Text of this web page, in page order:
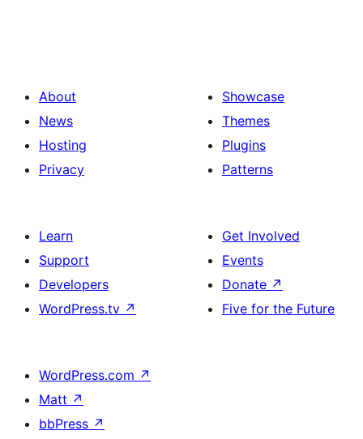
About
News
Hosting
Privacy
Showcase
Themes
Plugins
Patterns
Learn
Support
Developers
WordPress.tv ↗
Get Involved
Events
Donate ↗
Five for the Future
WordPress.com ↗
Matt ↗
bbPress ↗